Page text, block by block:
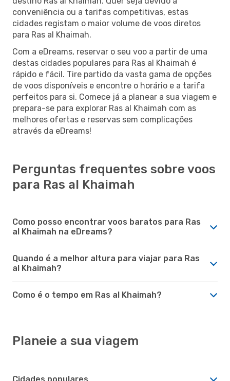
conveniência ou a tarifas competitivas, estas
cidades registam o maior volume de voos diretos
para Ras al Khaimah.
Com a eDreams, reservar o seu voo a partir de uma
destas cidades populares para Ras al Khaimah é
rápido e fácil. Tire partido da vasta gama de opções
de voos disponíveis e encontre o horário e a tarifa
perfeitos para si. Comece já a planear a sua viagem e
prepara-se para explorar Ras al Khaimah com as
melhores ofertas e reservas sem complicações
através da eDreams!
Perguntas frequentes sobre voos
para Ras al Khaimah
Como posso encontrar voos baratos para Ras
al Khaimah na eDreams?
Quando é a melhor altura para viajar para Ras
al Khaimah?
Como é o tempo em Ras al Khaimah?
Planeie a sua viagem